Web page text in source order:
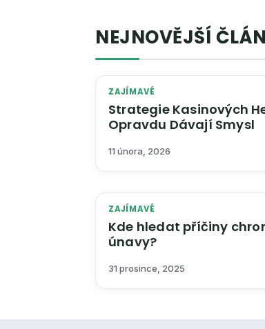
NEJNOVĚJŠÍ
ZAJÍMAVÉ
Strategie Kasinových
Opravdu Dávají Smysl
11 února, 2026
ZAJÍMAVÉ
Kde hledat příčiny
únavy?
31 prosince, 2025